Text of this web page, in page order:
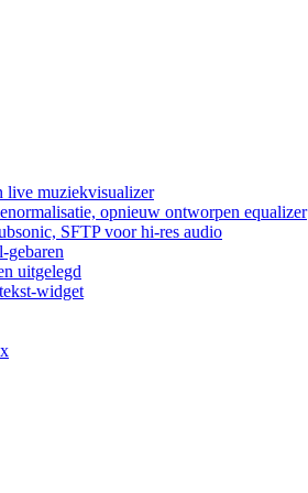
live muziekvisualizer
opnieuw ontworpen equalizer
SFTP voor hi-res audio
gebaren
uitgelegd
widget